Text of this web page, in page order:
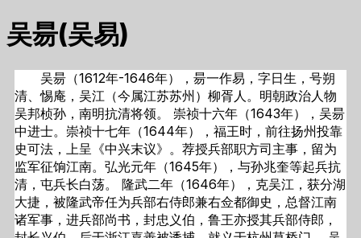
吴昜(吴易)
吴昜（1612年-1646年），昜一作易，字日生，号朔
清、惕庵，吴江（今属江苏苏州）柳胥人。明朝政治人物
吴邦桢孙，南明抗清将领。 崇祯十六年（1643年），吴昜
中进士。崇祯十七年（1644年），福王时，前往扬州投靠
史可法，上呈《中兴末议》。荐授兵部职方司主事，留为
监军征饷江南。弘光元年（1645年），与孙兆奎等起兵抗
清，屯兵长白荡。 隆武二年（1646年），克吴江，获分湖
大捷，被隆武帝任为兵部右侍郎兼右佥都御史，总督江南
诸军事，进兵部尚书，封忠义伯，鲁王亦授其兵部侍郎，